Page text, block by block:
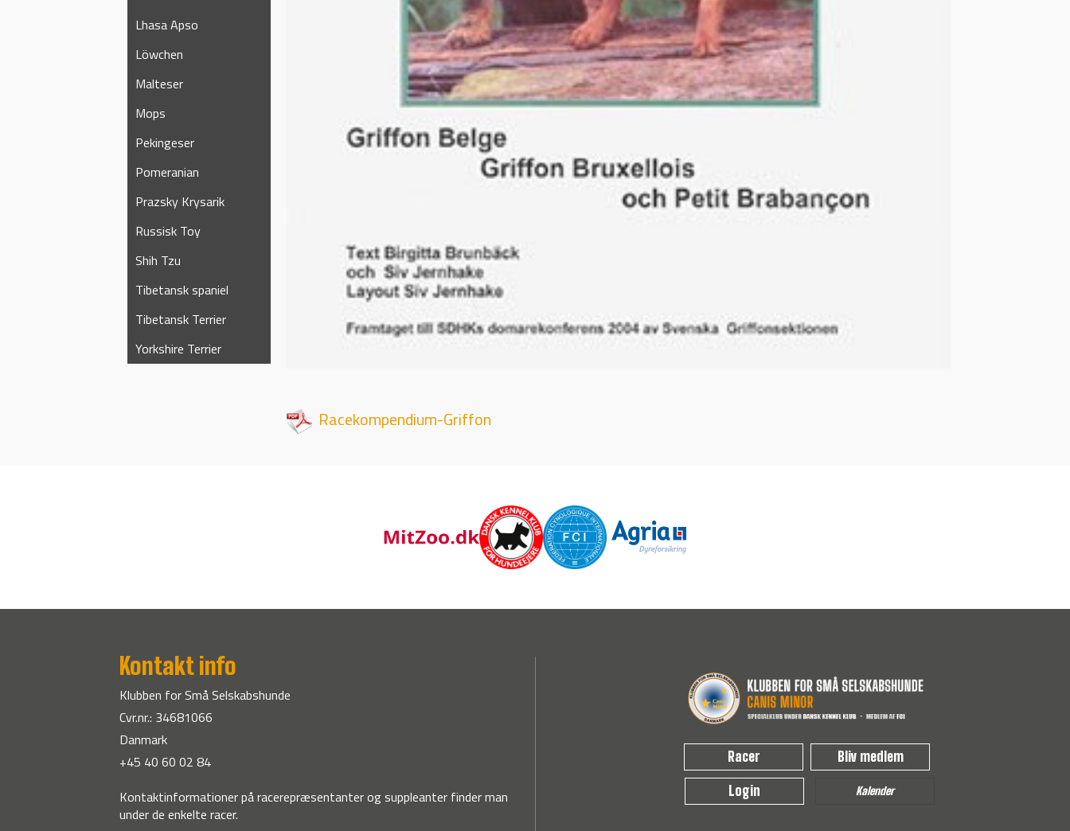
Lhasa Apso
Löwchen
Malteser
Mops
Pekingeser
Pomeranian
Prazsky Krysarik
Russisk Toy
Shih Tzu
Tibetansk spaniel
Tibetansk Terrier
Yorkshire Terrier
Racekompendium-Griffon
Kontakt info
Klubben for Små Selskabshunde
Cvr.nr.: 34681066
Danmark
+45 40 60 02 84
Kontaktinformationer på racerepræsentanter og suppleanter finder man
under de enkelte racer.
Racer Bliv medlem
Login Kalender